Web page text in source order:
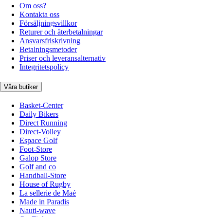
Om oss?
Kontakta oss
Försäljningsvillkor
Returer och återbetalningar
Ansvarsfriskrivning
Betalningsmetoder
Priser och leveransalternativ
Integritetspolicy
Våra butiker
Basket-Center
Daily Bikers
Direct Running
Direct-Volley
Espace Golf
Foot-Store
Galop Store
Golf and co
Handball-Store
House of Rugby
La sellerie de Maé
Made in Paradis
Nauti-wave